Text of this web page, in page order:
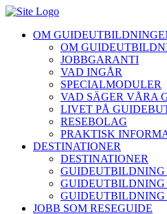
OM
OM
JOBBGARANTI
VAD INGÅR
SPECIALMODULER
VAD SÄGER VÅRA
LIVET PÅ
RESEBOLAG
PRAKTISK
DESTINATIONER
DESTINATIONER
GUIDEUTBILDNING
JOBB SOM RESEGUIDE